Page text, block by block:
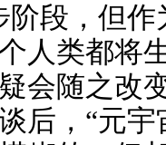
阶段，但
人类都将
会随之改
后，“元